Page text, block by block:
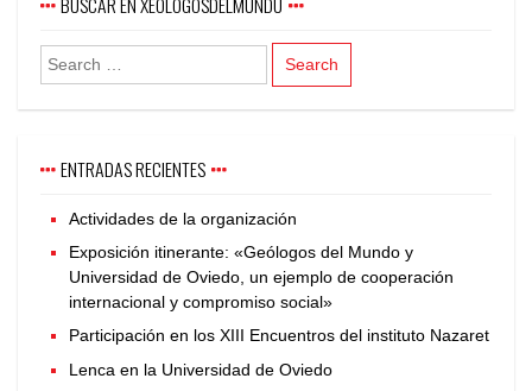
ENTRADAS RECIENTES
Actividades de la organización
Exposición itinerante: «Geólogos del Mundo y
Universidad de Oviedo, un ejemplo de cooperación
internacional y compromiso social»
Participación en los XIII Encuentros del instituto Nazaret
Lenca en la Universidad de Oviedo